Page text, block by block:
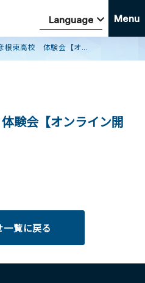
Menu
根東高校 体験会【オ...
験会【オンライン開
一覧に戻る